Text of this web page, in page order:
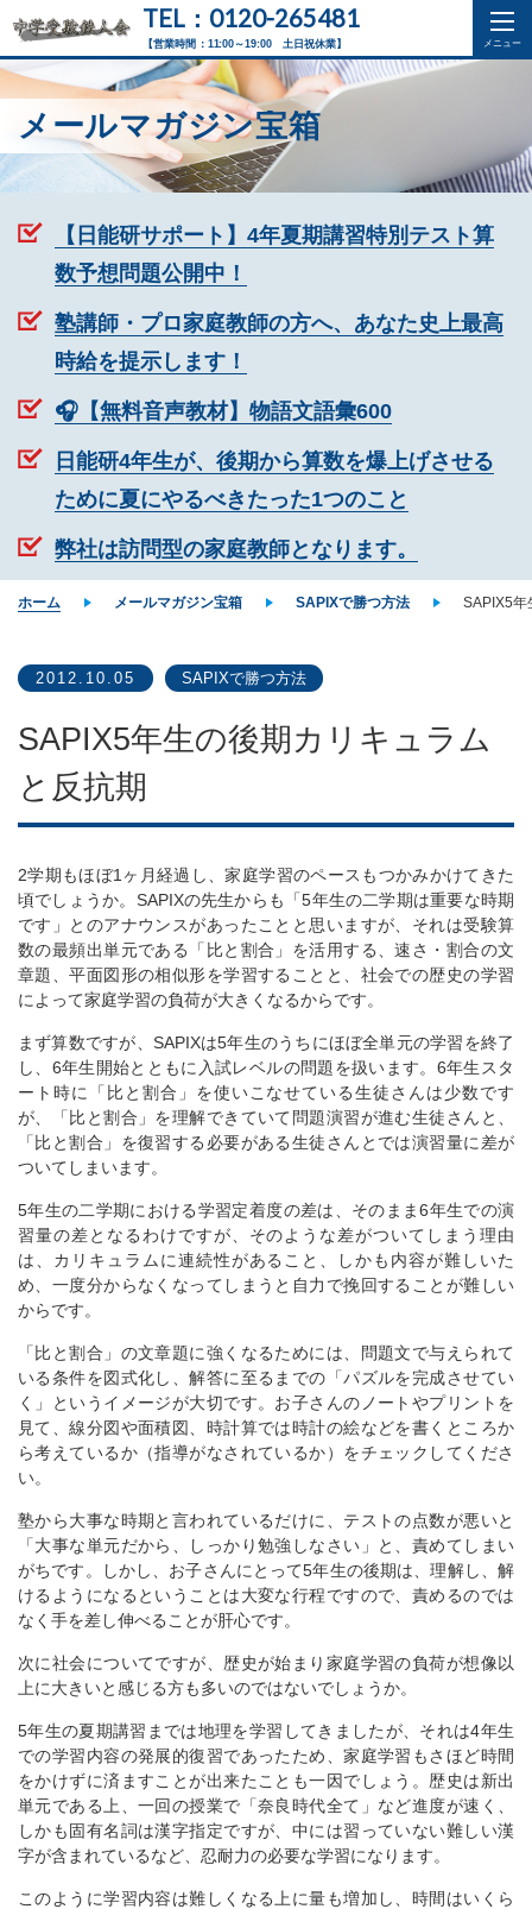
【営業時間：11:00～19:00 土日祝休業】
TEL：0120-265481
メールマガジン宝箱
【日能研サポート】4年夏期講習特別テスト算
数予想問題公開中！
塾講師・プロ家庭教師の方へ、あなた史上最高
時給を提示します！
🎧【無料音声教材】物語文語彙600
日能研4年生が、後期から算数を爆上げさせる
ために夏にやるべきたった1つのこと
弊社は訪問型の家庭教師となります。
ホーム メールマガジン宝箱 SAPIXで勝つ方法 SAPIX5年
2012.10.05 SAPIXで勝つ方法
SAPIX5年生の後期カリキュラム
と反抗期
2学期もほぼ1ヶ月経過し、家庭学習のペースもつかみかけてきた
頃でしょうか。SAPIXの先生からも「5年生の二学期は重要な時期
です」とのアナウンスがあったことと思いますが、それは受験算
数の最頻出単元である「比と割合」を活用する、速さ・割合の文
章題、平面図形の相似形を学習することと、社会での歴史の学習
によって家庭学習の負荷が大きくなるからです。
まず算数ですが、SAPIXは5年生のうちにほぼ全単元の学習を終了
し、6年生開始とともに入試レベルの問題を扱います。6年生スタ
ート時に「比と割合」を使いこなせている生徒さんは少数です
が、「比と割合」を理解できていて問題演習が進む生徒さんと、
「比と割合」を復習する必要がある生徒さんとでは演習量に差が
ついてしまいます。
5年生の二学期における学習定着度の差は、そのまま6年生での演
習量の差となるわけですが、そのような差がついてしまう理由
は、カリキュラムに連続性があること、しかも内容が難しいた
め、一度分からなくなってしまうと自力で挽回することが難しい
からです。
「比と割合」の文章題に強くなるためには、問題文で与えられて
いる条件を図式化し、解答に至るまでの「パズルを完成させてい
く」というイメージが大切です。お子さんのノートやプリントを
見て、線分図や面積図、時計算では時計の絵などを書くところか
ら考えているか（指導がなされているか）をチェックしてくださ
い。
塾から大事な時期と言われているだけに、テストの点数が悪いと
「大事な単元だから、しっかり勉強しなさい」と、責めてしまい
がちです。しかし、お子さんにとって5年生の後期は、理解し、解
けるようになるということは大変な行程ですので、責めるのでは
なく手を差し伸べることが肝心です。
次に社会についてですが、歴史が始まり家庭学習の負荷が想像以
上に大きいと感じる方も多いのではないでしょうか。
5年生の夏期講習までは地理を学習してきましたが、それは4年生
での学習内容の発展的復習であったため、家庭学習もさほど時間
をかけずに済ますことが出来たことも一因でしょう。歴史は新出
単元である上、一回の授業で「奈良時代全て」など進度が速く、
しかも固有名詞は漢字指定ですが、中には習っていない難しい漢
字が含まれているなど、忍耐力の必要な学習になります。
このように学習内容は難しくなる上に量も増加し、時間はいくら